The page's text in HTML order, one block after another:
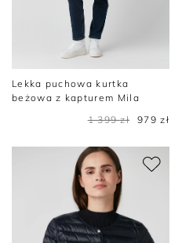
Lekka puchowa kurtka
beżowa z kapturem Mila
1 399 zł
979 zł